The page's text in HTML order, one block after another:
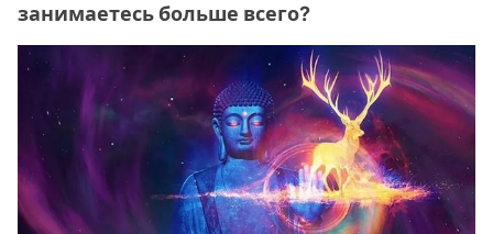
занимаетесь больше всего?